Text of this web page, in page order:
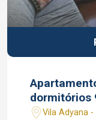
dormitórios 93 m² 1 vaga
Kennedy
Vila Adyana